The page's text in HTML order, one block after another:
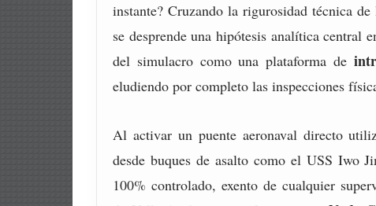
instante? Cruzando la rigurosidad técnica
se desprende una hipótesis analítica
del simulacro como una plataforma de
eludiendo por completo las inspecciones
Al activar un puente aeronaval directo
desde buques de asalto como el USS Iwo
100% controlado, exento de cualquier